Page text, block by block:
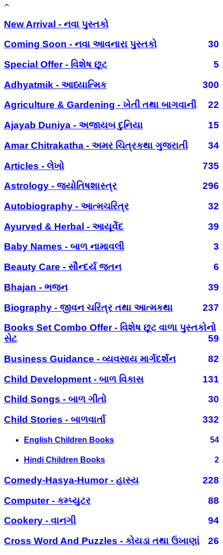
New Arrival - નવા પુસ્તકો
Coming Soon - નવા આવનારા પુસ્તકો
30
Special Offer - વિશેષ છૂટ
5
Adhyatmik - આધ્યાત્મિક
300
Agriculture & Gardening - ખેતી તથા બાગવાની
22
Ajayab Duniya - અજાયબ દુનિયા
15
Amar Chitrakatha - અમર ચિત્રકથા ગુજરાતી
34
Articles - લેખો
735
Astrology - જ્યોતિષશાસ્ત્ર
296
Autobiography - આત્મચરિત્ર
32
Ayurved & Herbal - આયૂર્વેદ
39
Baby Names - બાળ નામાવલી
3
Beauty Care - સૌન્દર્ય જતન
6
Bhajan - ભજન
39
Biography - જીવન ચરિત્ર તથા આત્મકથા
237
Books Set Combo Offer - વિશેષ છૂટ વાળા પુસ્તકોનો
સેટ
59
Business Guidance - વ્યવસાય માર્ગદર્શન
82
Child Development - બાળ વિકાસ
131
Child Songs - બાળ ગીતો
30
Child Stories - બાળવાર્તા
332
English Children Books 54
Hindi Children Books 2
Comedy-Hasya-Humor - હાસ્ય
228
Computer - કમ્પ્યુટર
88
Cookery - વાનગી
94
Cross Word And Puzzles - કોયડા તથા ઉખાણાં
26